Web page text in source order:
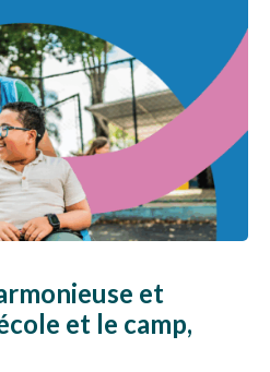
et
et le camp,